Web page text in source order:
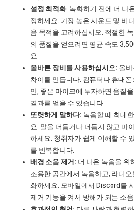
설정 최적화: 녹화하기 전에 더 나
정하세요. 가장 높은 사운드 및 비
음 목적을 고려하십시오. 적절한
의 품질을 얻으려면 평균 속도
요.
올바른 장비를 사용하십시오: 올
차이를 만듭니다. 컴퓨터나 휴대
만, 좋은 마이크에 투자하면 음질
결과를 얻을 수 있습니다.
또렷하게 말하다: 녹음할 때 최대
요. 말을 더듬거나 더듬지 않고 마
하세요. 청취자가 쉽게 이해할 수
를 반복합니다.
배경 소음 제거: 더 나은 녹음을 위
조용한 공간에서 녹음하고, 라디
화하세요. 모바일에서 Discord를
제거 기능을 켜서 방해가 되는 소